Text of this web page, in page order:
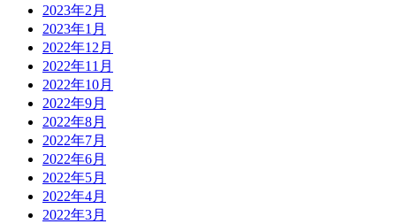
2023年2月
2023年1月
2022年12月
2022年11月
2022年10月
2022年9月
2022年8月
2022年7月
2022年6月
2022年5月
2022年4月
2022年3月